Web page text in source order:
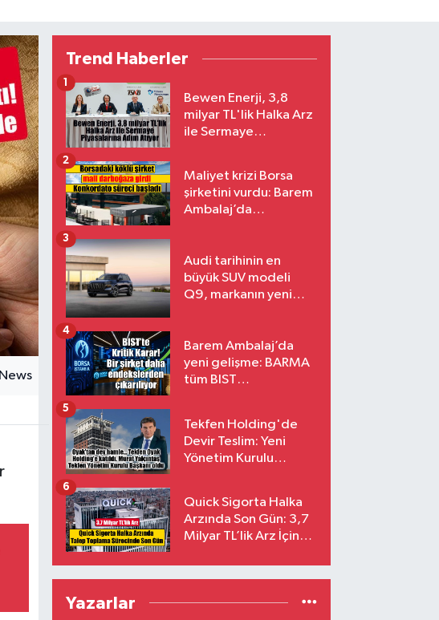
Trend Haberler
Bewen Enerji, 3,8
milyar TL'lik Halka Arz
ile Sermaye
1
Maliyet krizi Borsa
şirketini vurdu: Barem
Ambalaj’da
2
Audi tarihinin en
büyük SUV modeli
Q9, markanın yeni
3
Barem Ambalaj’da
yeni gelişme: BARMA
tüm BIST
4
Tekfen Holding'de
Devir Teslim: Yeni
Yönetim Kurulu
5
Quick Sigorta Halka
Arzında Son Gün: 3,7
Milyar TL’lik Arz İçin
Eriyor
6
Yazarlar